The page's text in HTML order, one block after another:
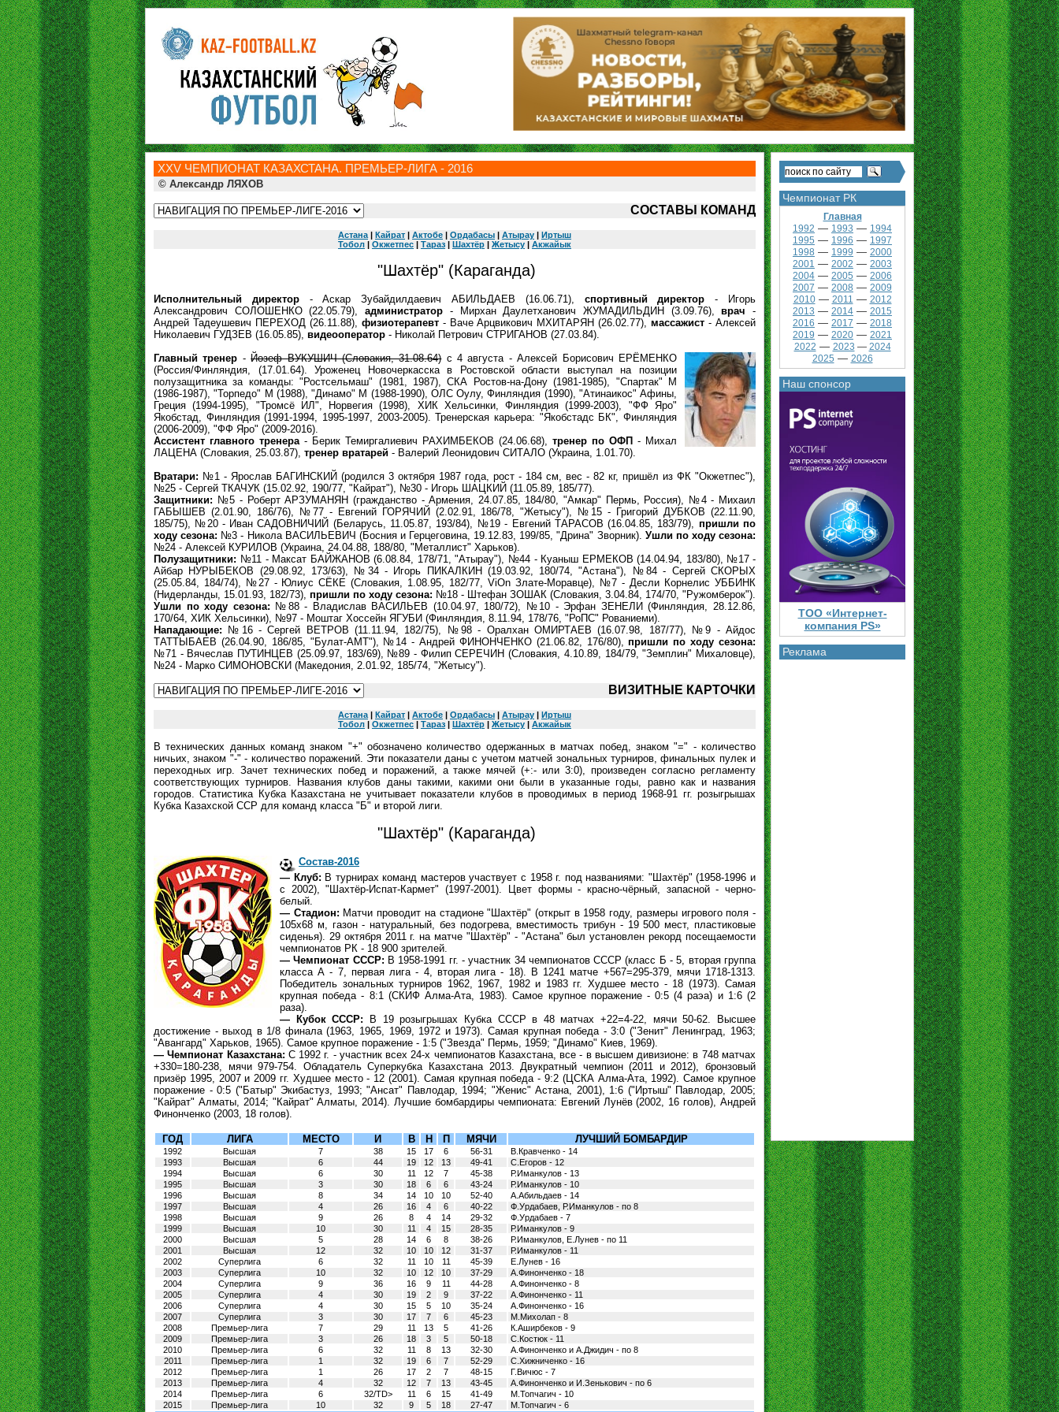
ХXV ЧЕМПИОНАТ КАЗАХСТАНА. ПРЕМЬЕР-ЛИГА - 2016
© Александр ЛЯХОВ
СОСТАВЫ КОМАНД
Астана | Кайрат | Актобе | Ордабасы | Атырау | Иртыш
Тобол | Окжетпес | Тараз | Шахтёр | Жетысу | Акжайык
"Шахтёр" (Караганда)
Исполнительный директор- Аскар Зубайдилдаевич АБИЛЬДАЕВ (16.06.71), спортивный директор - Игорь
Александрович СОЛОШЕНКО (22.05.79),администратор - Мирхан Даулетханович ЖУМАДИЛЬДИН (3.09.76),врач -
Андрей Тадеушевич ПЕРЕХОД (26.11.88), физиотерапевт- Ваче Арцвикович МХИТАРЯН (26.02.77),массажист - Алексей
Николаевич ГУДЗЕВ (16.05.85), видеооператор - Николай Петрович СТРИГАНОВ (27.03.84).
Главный тренер -Йозеф ВУКУШИЧ (Словакия, 31.08.64)с 4 августа - Алексей Борисович ЕРЁМЕНКО
(Россия/Финляндия, (17.01.64). Уроженец Новочеркасска в Ростовской области выступал на позиции
полузащитника за команды: "Ростсельмаш" (1981, 1987), СКА Ростов-на-Дону (1981-1985), "Спартак" М
(1986-1987), "Торпедо" М (1988), "Динамо" М (1988-1990), ОЛС Оулу, Финляндия (1990), "Атинаикос" Афины,
Греция (1994-1995), "Тромсё ИЛ", Норвегия (1998), ХИК Хельсинки, Финляндия (1999-2003), "ФФ Яро"
Якобстад, Финляндия (1991-1994, 1995-1997, 2003-2005). Тренерская карьера: "Якобстадс БК", Финляндия
(2006-2009), "ФФ Яро" (2009-2016).
Ассистент главного тренера- Берик Темиргалиевич РАХИМБЕКОВ (24.06.68), тренер по ОФП - Михал
ЛАЦЕНА (Словакия, 25.03.87), тренер вратарей - Валерий Леонидович СИТАЛО (Украина, 1.01.70).
Вратари: №1 - Ярослав БАГИНСКИЙ (родился 3 октября 1987 года, рост - 184 см, вес - 82 кг, пришёл из ФК "Окжетпес"),
№25 - Сергей ТКАЧУК (15.02.92, 190/77, "Кайрат"), №30 - Игорь ШАЦКИЙ (11.05.89, 185/77).
Защитники: №5 - Роберт АРЗУМАНЯН (гражданство - Армения, 24.07.85, 184/80, "Амкар" Пермь, Россия), №4 - Михаил
ГАБЫШЕВ (2.01.90, 186/76), №77 - Евгений ГОРЯЧИЙ (2.02.91, 186/78, "Жетысу"), №15 - Григорий ДУБКОВ (22.11.90,
185/75), №20 - Иван САДОВНИЧИЙ (Беларусь, 11.05.87, 193/84), №19 - Евгений ТАРАСОВ (16.04.85, 183/79), пришли по
ходу сезона: №3 - Никола ВАСИЛЬЕВИЧ (Босния и Герцеговина, 19.12.83, 199/85, "Дрина" Зворник). Ушли по ходу сезона:
№24 - Алексей КУРИЛОВ (Украина, 24.04.88, 188/80, "Металлист" Харьков).
Полузащитники: №11 - Максат БАЙЖАНОВ (6.08.84, 178/71, "Атырау"), №44 - Куаныш ЕРМЕКОВ (14.04.94, 183/80), №17 -
Айбар НУРЫБЕКОВ (29.08.92, 173/63), №34 - Игорь ПИКАЛКИН (19.03.92, 180/74, "Астана"), №84 - Сергей СКОРЫХ
(25.05.84, 184/74), №27 - Юлиус СЁКЕ (Словакия, 1.08.95, 182/77, ViOn Злате-Моравце), №7 - Десли Корнелис УББИНК
(Нидерланды, 15.01.93, 182/73), пришли по ходу сезона: №18 - Штефан ЗОШАК (Словакия, 3.04.84, 174/70, "Ружомберок").
Ушли по ходу сезона: №88 - Владислав ВАСИЛЬЕВ (10.04.97, 180/72), №10 - Эрфан ЗЕНЕЛИ (Финляндия, 28.12.86,
170/64, ХИК Хельсинки), №97 - Моштаг Хоссейн ЯГУБИ (Финляндия, 8.11.94, 178/76, "РоПС" Рованиеми).
Нападающие: №16 - Сергей ВЕТРОВ (11.11.94, 182/75), №98 - Оралхан ОМИРТАЕВ (16.07.98, 187/77), №9 - Айдос
ТАТТЫБАЕВ (26.04.90, 186/85, "Булат-АМТ"), №14 - Андрей ФИНОНЧЕНКО (21.06.82, 176/80),пришли по ходу сезона:
№71 - Вячеслав ПУТИНЦЕВ (25.09.97, 183/69), №89 - Филип СЕРЕЧИН (Словакия, 4.10.89, 184/79, "Земплин" Михаловце),
№24 - Марко СИМОНОВСКИ (Македония, 2.01.92, 185/74, "Жетысу").
ВИЗИТНЫЕ КАРТОЧКИ
Астана | Кайрат | Актобе | Ордабасы | Атырау | Иртыш
Тобол | Окжетпес | Тараз | Шахтёр | Жетысу | Акжайык
В технических данных команд знаком "+" обозначено количество одержанных в матчах побед, знаком "=" - количество
ничьих, знаком "-" - количество поражений. Эти показатели даны с учетом матчей зональных турниров, финальных пулек и
переходных игр. Зачет технических побед и поражений, а также мячей (+:- или 3:0), произведен согласно регламенту
соответствующих турниров. Названия клубов даны такими, какими они были в указанные годы, равно как и названия
городов. Статистика Кубка Казахстана не учитывает показатели клубов в проводимых в период 1968-91 гг. розыгрышах
Кубка Казахской ССР для команд класса "Б" и второй лиги.
"Шахтёр" (Караганда)
Состав-2016
— Клуб: В турнирах команд мастеров участвует с 1958 г. под названиями: "Шахтёр" (1958-1996 и
с 2002), "Шахтёр-Испат-Кармет" (1997-2001). Цвет формы - красно-чёрный, запасной - черно-
белый.
— Стадион: Матчи проводит на стадионе "Шахтёр" (открыт в 1958 году, размеры игрового поля -
105х68 м, газон - натуральный, без подогрева, вместимость трибун - 19 500 мест, пластиковые
сиденья). 29 октября 2011 г. на матче "Шахтёр" - "Астана" был установлен рекорд посещаемости
чемпионатов РК - 18 900 зрителей.
— Чемпионат СССР: В 1958-1991 гг. - участник 34 чемпионатов СССР (класс Б - 5, вторая группа
класса А - 7, первая лига - 4, вторая лига - 18). В 1241 матче +567=295-379, мячи 1718-1313.
Победитель зональных турниров 1962, 1967, 1982 и 1983 гг. Худшее место - 18 (1973). Самая
крупная победа - 8:1 (СКИФ Алма-Ата, 1983). Самое крупное поражение - 0:5 (4 раэа) и 1:6 (2
раза).
— Кубок СССР: В 19 розыгрышах Кубка СССР в 48 матчах +22=4-22, мячи 50-62. Высшее
достижение - выход в 1/8 финала (1963, 1965, 1969, 1972 и 1973). Самая крупная победа - 3:0 ("Зенит" Ленинград, 1963;
"Авангард" Харьков, 1965). Самое крупное поражение - 1:5 ("Звезда" Пермь, 1959; "Динамо" Киев, 1969).
— Чемпионат Казахстана: С 1992 г. - участник всех 24-х чемпионатов Казахстана, все - в высшем дивизионе: в 748 матчах
+330=180-238, мячи 979-754. Обладатель Суперкубка Казахстана 2013. Двукратный чемпион (2011 и 2012), бронзовый
призёр 1995, 2007 и 2009 гг. Худшее место - 12 (2001). Самая крупная победа - 9:2 (ЦСКА Алма-Ата, 1992). Самое крупное
поражение - 0:5 ("Батыр" Экибастуз, 1993; "Ансат" Павлодар, 1994; "Женис" Астана, 2001), 1:6 ("Иртыш" Павлодар, 2005;
"Кайрат" Алматы, 2014; "Кайрат" Алматы, 2014). Лучшие бомбардиры чемпионата: Евгений Лунёв (2002, 16 голов), Андрей
Финонченко (2003, 18 голов).
ГОД ЛИГА МЕСТО И В Н П МЯЧИ ЛУЧШИЙ БОМБАРДИР
1992 Высшая 7 38 15 17 6 56-31
В.Кравченко - 14
1993
Высшая 6 44 19 12 13 49-41
С.Егоров - 12
1994
Высшая 6 30 11 12 7 45-38
Р.Иманкулов - 13
1995
Высшая 3 30 18 6 6 43-24
Р.Иманкулов - 10
1996
Высшая 8 34 14 10 10 52-40
А.Абильдаев - 14
1997
Высшая 4 26 16 4 6 40-22
Ф.Урдабаев, Р.Иманкулов - по 8
1998
Высшая 9 26 8 4 14 29-32
Ф.Урдабаев - 7
1999
Высшая 10 30 11 4 15 28-35
Р.Иманкулов - 9
2000
Высшая 5 28 14 6 8 38-26
Р.Иманкулов, Е.Лунев - по 11
2001
Высшая 12 32 10 10 12 31-37
Р.Иманкулов - 11
2002
Суперлига 6 32 11 10 11 45-39
Е.Лунев - 16
2003
Суперлига 10 32 10 12 10 37-29
А.Финонченко - 18
2004
Суперлига 9 36 16 9 11 44-28
А.Финонченко - 8
2005
Суперлига 4 30 19 2 9 37-22
А.Финонченко - 11
2006
Суперлига 4 30 15 5 10 35-24
А.Финонченко - 16
2007
Суперлига 3 30 17 7 6 45-23
М.Михолап - 8
2008
Премьер-лига 7 29 11 13 5 41-26
К.Аширбеков - 9
2009
Премьер-лига 3 26 18 3 5 50-18
С.Костюк - 11
2010
Премьер-лига 6 32 11 8 13 32-30
А.Финонченко и А.Джидич - по 8
2011
Премьер-лига 1 32 19 6 7 52-29
С.Хижниченко - 16
2012
Премьер-лига 1 26 17 2 7 48-15
Г.Вичюс - 7
2013
Премьер-лига 4 32 12 7 13 43-45
А.Финонченко и И.Зенькович - по 6
2014
Премьер-лига 6 32/TD> 11 6 15 41-49
М.Топчагич - 10
2015
Премьер-лига 10 32 9 5 18 27-47 М.Топчагич - 6
Чемпионат РК
Главная
1992 — 1993 — 1994
1995 — 1996 — 1997
1998 — 1999 — 2000
2001 — 2002 — 2003
2004 — 2005 — 2006
2007 — 2008 — 2009
2010— 2011 — 2012
2013 — 2014 — 2015
2016 — 2017 — 2018
2019 — 2020 — 2021
2022 — 2023 — 2024
2025 — 2026
Наш спонсор
ТОО «Интернет-
компания PS»
Реклама